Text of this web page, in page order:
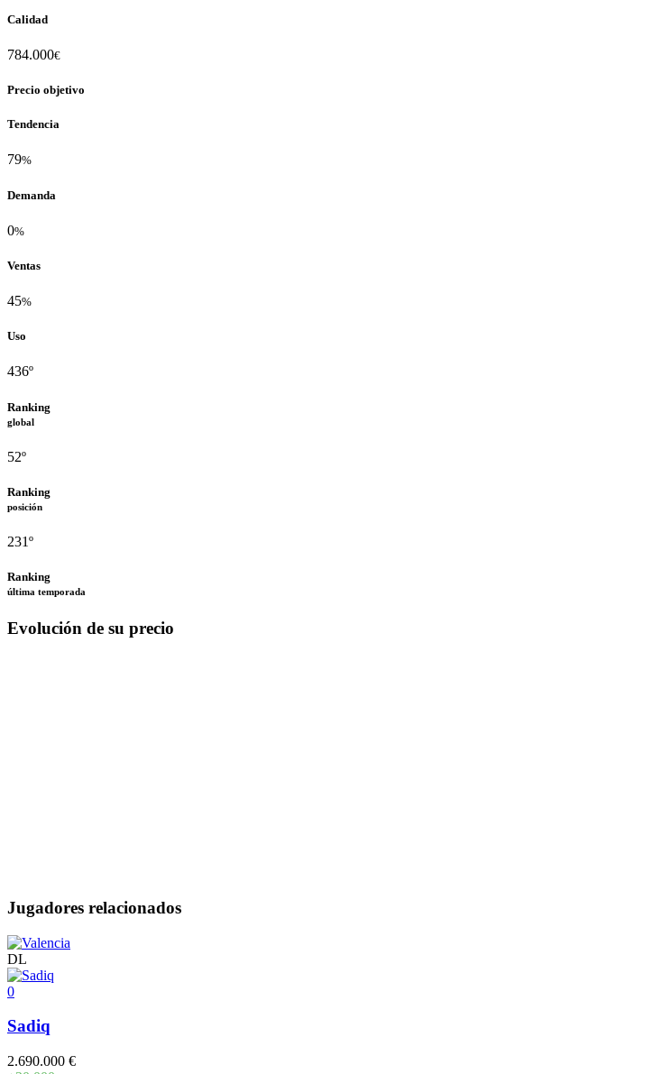
Calidad
784.000€
Precio objetivo
Tendencia
79%
Demanda
0%
Ventas
45%
Uso
436º
Ranking
global
52º
Ranking
posición
231º
Ranking
última temporada
Evolución de su precio
Jugadores relacionados
DL
0
Sadiq
2.690.000 €